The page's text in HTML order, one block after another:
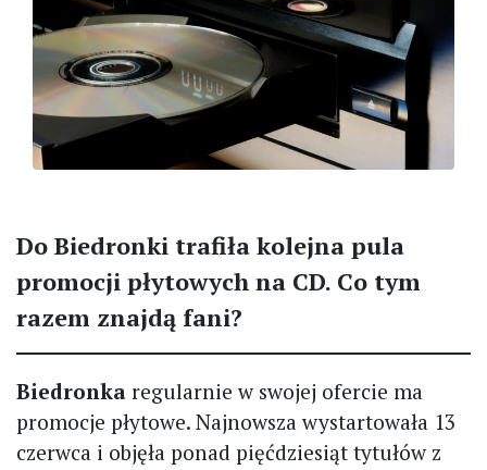
Do Biedronki trafiła kolejna pula
promocji płytowych na CD. Co tym
razem znajdą fani?
Biedronka regularnie w swojej ofercie ma
promocje płytowe. Najnowsza wystartowała 13
czerwca i objęła ponad pięćdziesiąt tytułów z